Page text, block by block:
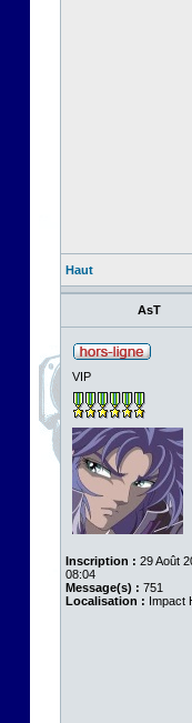
Haut
AsT
VIP
Inscription : 29 Août
08:04
Message(s) : 751
Localisation : Impact